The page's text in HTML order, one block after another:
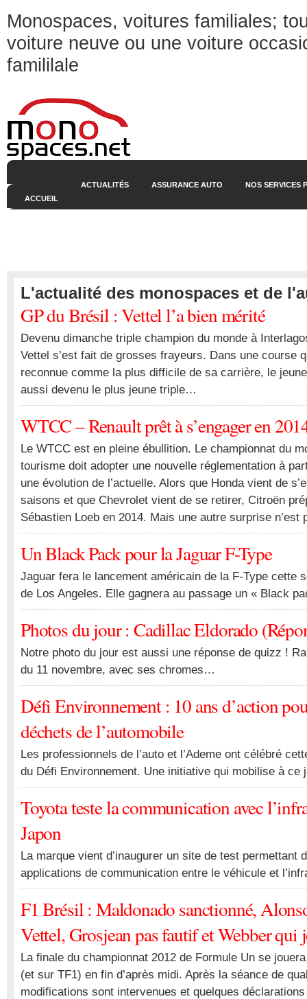
Monospaces, voitures familiales;
voiture neuve ou une voiture
famililale
ACCUEIL
ACTUALITÉS ASSURANCE AUTO NOS SERVICES
L'actualité des monospaces et de
GP du Brésil : Vettel l’a bien mérité
Devenu dimanche triple champion du monde à
Vettel s’est fait de grosses frayeurs. Dans une course
reconnue comme la plus difficile de sa carrière, le
aussi devenu le plus jeune triple…
WTCC – Renault prêt à s’engager en
Le WTCC est en pleine ébullition. Le championnat du
tourisme doit adopter une nouvelle réglementation à
une évolution de l’actuelle. Alors que Honda vient de
saisons et que Chevrolet vient de se retirer, Citroën
Sébastien Loeb en 2014. Mais une autre surprise
Un Black Pack pour la Jaguar F-Type
Jaguar fera le lancement américain de la F-Type cette
de Los Angeles. Elle gagnera au passage un « Black
Photos du jour : Cadillac Eldorado
Notre photo du jour est aussi une réponse de quizz !
du 11 novembre, avec ses chromes…
Défi Environnement : 10 ans d’action
déchets de l’automobile
Les professionnels de l’auto et l’Ademe ont célébré
du Défi Environnement. Une initiative qui mobilise à ce
Toyota teste la communication avec
Japon
La marque vient d’inaugurer un site de test permettant
applications de communication entre le véhicule et
F1 Brésil : Maldonado sanctionné,
Vettel, Grosjean pas fautif et Webber qui
La finale du championnat 2012 de Formule Un se
(et sur TF1) en fin d’après midi. Après la séance de
modifications sont intervenues et quelques déclarations